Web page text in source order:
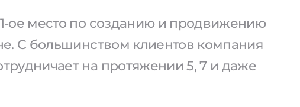
ое место по созданию и продвижению
С большинством клиентов компания
на протяжении 5, 7 и даже